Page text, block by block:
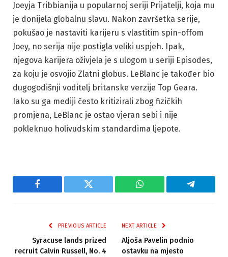
Joeyja Tribbianija u popularnoj seriji Prijatelji, koja mu
je donijela globalnu slavu. Nakon završetka serije,
pokušao je nastaviti karijeru s vlastitim spin-offom
Joey, no serija nije postigla veliki uspjeh. Ipak,
njegova karijera oživjela je s ulogom u seriji Episodes,
za koju je osvojio Zlatni globus. LeBlanc je također bio
dugogodišnji voditelj britanske verzije Top Geara.
Iako su ga mediji često kritizirali zbog fizičkih
promjena, LeBlanc je ostao vjeran sebi i nije
pokleknuo holivudskim standardima ljepote.
Facebook Twitter WhatsApp Telegram
PREVIOUS ARTICLE
Syracuse lands prized
recruit Calvin Russell, No. 4
NEXT ARTICLE
Aljoša Pavelin podnio
ostavku na mjesto